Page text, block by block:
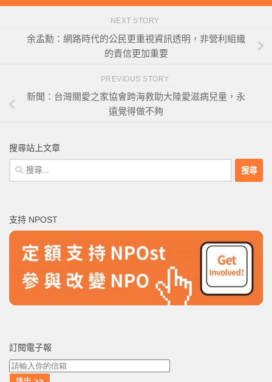
NEXT STORY
余孟勳：網路時代的公民更重視資訊透明，非營利組織
的責信更加重要
PREVIOUS STORY
新聞：台灣關愛之家協會跨海救助大陸愛滋病兒童，永
遠覺得做不夠
搜尋站上文章
搜
尋
字:
支持 NPOST
訂閱電子報